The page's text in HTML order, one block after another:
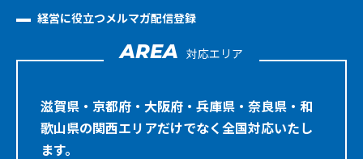
経営に役立つメルマガ配信登録
AREA 対応エリア
滋賀県・京都府・大阪府・兵庫県・奈良県・和
歌山県の関西エリアだけでなく全国対応いたし
ます。